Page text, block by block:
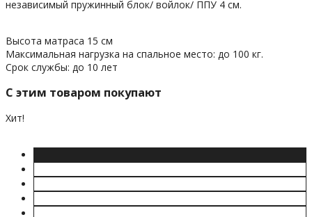
независимый пружинный блок/ войлок/ ППУ 4 см.
Высота матраса 15 см
Максимальная нагрузка на спальное место: до 100 кг.
Срок службы: до 10 лет
C этим товаром покупают
Хит!